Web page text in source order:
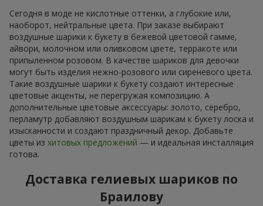
Сегодня в моде не кислотные оттенки, а глубокие или,
наоборот, нейтральные цвета. При заказе выбирают
воздушные шарики к букету в бежевой цветовой гамме,
айвори, молочном или оливковом цвете, терракоте или
припыленном розовом. В качестве шариков для девочки
могут быть изделия нежно-розового или сиреневого цвета.
Такие воздушные шарики к букету создают интересные
цветовые акценты, не перегружая композицию. А
дополнительные цветовые аксессуары: золото, серебро,
перламутр добавляют воздушным шарикам к букету лоска и
изысканности и создают праздничный декор. Добавьте
цветы из хитовых предложений — и идеальная инсталляция
готова.
Доставка гелиевых шариков по
Браилову